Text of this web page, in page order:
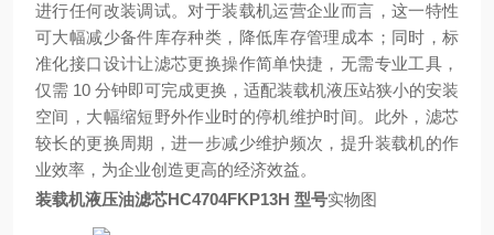
进行任何改装调试。对于装载机运营企业而言，这一特性
可大幅减少备件库存种类，降低库存管理成本；同时，标
准化接口设计让滤芯更换操作简单快捷，无需专业工具，
仅需 10 分钟即可完成更换，适配装载机液压站狭小的安装
空间，大幅缩短野外作业时的停机维护时间。此外，滤芯
较长的更换周期，进一步减少维护频次，提升装载机的作
业效率，为企业创造更高的经济效益。
装载机液压油滤芯HC4704FKP13H 型号实物图